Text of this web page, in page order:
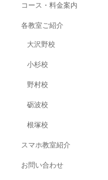
コース・料金案内
各教室ご紹介
大沢野校
小杉校
野村校
砺波校
根塚校
スマホ教室紹介
お問い合わせ